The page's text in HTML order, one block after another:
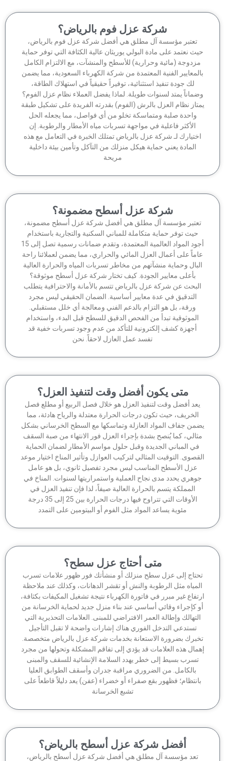
شركة عزل فوم بالرياض؟
تعتبر مؤسسة آل مطلق هي أفضل شركة عزل فوم بالرياض،
نعتمد على مادة البولي يوريثان عالية الكثافة التي توفر حماية
(مائية وحرارية) للأسطح والمنشآت، مع الالتزام الكامل
الفنية المعتمدة من شركة الكهرباء السعودية، مما يضمن
لك جودة تنفيذ استثنائية، توفيراً حقيقياً في استهلاك الطاقة،
يمتد لسنوات طويلة. لماذا يفضل العملاء نظام عزل الفوم؟
نظام العزل بالرش (الفوم) بقدرته الفريدة على تشكيل طبقة
واحدة صلبة ومتماسكة تخلو من أي فواصل، مما يجعله الحل
الأكثر فاعلية في مواجهة تسربات مياه الأمطار والرطوبة. إن
لـ شركة عزل بالرياض تمتلك الخبرة في التعامل مع هذه
المادة يعني حماية هيكل منزلك من التآكل وتأمين بيئة داخلية
شركة عزل أسطح مضمونة؟
مؤسسة آل مطلق هي أفضل شركة عزل أسطح مضمونة،
حيث توفر حماية متكاملة للمباني السكنية والتجارية باستخدام
أجود المواد العالمية المعتمدة، وتقدم ضمانات رسمية تصل إلى 15
على أعمال العزل المائي والحراري، مما يضمن لعملائنا راحة
وحماية منشآتهم من مخاطر تسربات المياه والحرارة العالية
بأعلى معايير الجودة. كيف تختار شركة عزل أسطح موثوقة؟
عن شركة عزل بالرياض تتسم بالأمانة والاحترافية يتطلب
التدقيق في عدة معايير أساسية. الضمان الحقيقي ليس مجرد
ورقة، بل هو التزام بالدعم الفني ومعالجة أي خلل مستقبلي.
الموثوقية تبدأ من الفحص الدقيق للسطح قبل البدء، واستخدام
أجهزة كشف إلكترونية للتأكد من عدم وجود تسربات خفية قد
تفسد عمل العازل لاحقاً. نحن
متى يكون أفضل وقت لتنفيذ العزل؟
أفضل وقت لتنفيذ العزل هو خلال فصل الربيع أو مطلع فصل
الخريف، حيث تكون درجات الحرارة معتدلة والرياح هادئة، مما
جفاف المواد العازلة وتماسكها مع السطح الخرساني بشكل
كما يُنصح بشدة بإجراء العزل فور الانتهاء من صبة السقف
في المباني الجديدة وقبل حلول مواسم الأمطار لضمان الحماية
التوقيت المثالي لتركيب العوازل وتأثير المناخ اختيار موعد
عزل الأسطح المناسب ليس مجرد تفصيل ثانوي، بل هو عامل
يحدد مدى نجاح العملية واستمراريتها لسنوات. المناخ في
المملكة يتسم بالحرارة العالية صيفاً، لذا فإن تنفيذ العزل في
الأوقات التي تتراوح فيها درجات الحرارة بين 25 إلى 35 درجة
مئوية يساعد المواد مثل الفوم أو البيتومين على التمدد
متى أحتاج عزل سطح؟
إلى عزل سطح منزلك أو منشأتك فور ظهور علامات تسرب
مثل الرطوبة والنش أو تقشر الدهانات، وكذلك عند ملاحظة
غير مبرر في فاتورة الكهرباء نتيجة تشغيل المكيفات بكثافة،
كإجراء وقائي أساسي عند بناء منزل جديد لحماية الخرسانة من
وإطالة العمر الافتراضي للمبنى. العلامات التحذيرية التي
تستدعي التدخل الفوري هناك إشارات واضحة لا تقبل التأجيل
بضرورة الاستعانة بخدمات شركة عزل بالرياض متخصصة.
هذه العلامات قد يؤدي إلى تفاقم المشكلة وتحولها من مجرد
تسرب بسيط إلى خطر يهدد السلامة الإنشائية للسقف والمبنى
بالكامل. من الضروري مراقبة جدران وأسقف الطوابق العليا
فظهور بقع صفراء أو خضراء (عفن) يعد دليلاً قاطعاً على
تشبع الخرسانة
أفضل شركة عزل أسطح بالرياض؟
تعد مؤسسة آل مطلق هي أفضل شركة عزل أسطح بالرياض،